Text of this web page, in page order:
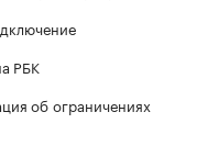
РБК
об ограничениях